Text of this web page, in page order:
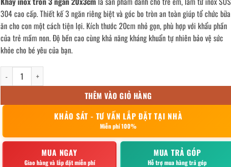
304 cao cấp. Thiết kế 3 ngăn riêng biệt và góc bo tròn an toàn giúp tổ chức bữa
ăn cho con một cách tiện lợi. Kích thước 20cm nhỏ gọn, phù hợp với khẩu phần
của trẻ mầm non. Độ bền cao cùng khả năng kháng khuẩn tự nhiên bảo vệ sức
khỏe cho bé yêu của bạn.
khay inox tròn 3 ngăn 20x3cm số lượng
THÊM VÀO GIỎ HÀNG
KHẢO SÁT - TƯ VẤN LẮP ĐẶT TẠI NHÀ
Miễn phí 100%
MUA NGAY
Giao hàng và lắp đặt miễn phí
MUA TRẢ GÓP
Hỗ trợ mua hàng trả góp